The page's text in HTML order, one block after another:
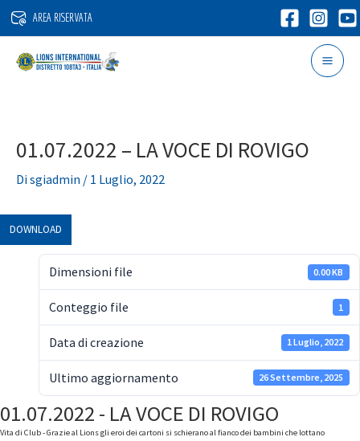
Vai
contenuto
AREA RISERVATA
01.07.2022 – LA VOCE DI ROVIGO
Disgiadmin / 1 Luglio, 2022
DOWNLOAD
Dimensioni file 0.00 KB
Conteggio file 1
Data di creazione 1 Luglio, 2022
Ultimo aggiornamento 26 Settembre, 2025
01.07.2022 - LA VOCE DI ROVIGO
Vita di Club - Grazie al Lions gli eroi dei cartoni si schierano al fianco dei bambini che lottano